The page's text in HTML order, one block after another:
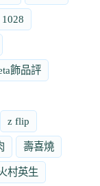
1028
飾品評
z flip
壽喜燒
村英生